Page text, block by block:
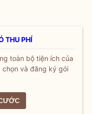
THU PHÍ
toàn bộ tiện ích của
chọn và đăng ký gói